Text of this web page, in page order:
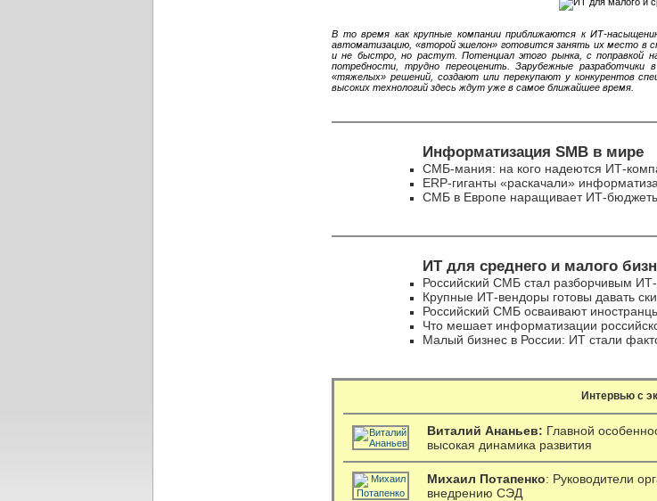
В то время как крупные компании приближаются к ИТ-
автоматизацию, «второй эшелон» готовится занять их место
и не быстро, но растут. Потенциал этого рынка, с поправкой
потребности, трудно переоценить. Зарубежные разработчики
«тяжелых» решений, создают или перекупают у конкурентов
высоких технологий здесь ждут уже в самое ближайшее время.
Информатизация SMB в мире
СМБ-мания: на кого надеются ИТ-
ERP-гиганты «раскачали»
СМБ в Европе наращивает ИТ-
ИТ для среднего и малого
Российский СМБ стал разборчивым ИТ-
Крупные ИТ-вендоры готовы давать
Российский СМБ осваивают
Что мешает информатизации
Малый бизнес в России: ИТ стали
Интервью с
Виталий Ананьев: Главной
высокая динамика развития
Михаил Потапенко: Руководители
внедрению СЭД